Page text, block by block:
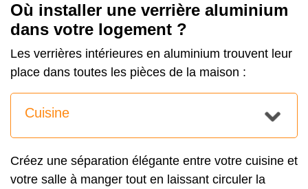
Où installer une verrière aluminium
dans votre logement ?
Les verrières intérieures en aluminium trouvent leur
place dans toutes les pièces de la maison :
Cuisine
Créez une séparation élégante entre votre cuisine et
votre salle à manger tout en laissant circuler la